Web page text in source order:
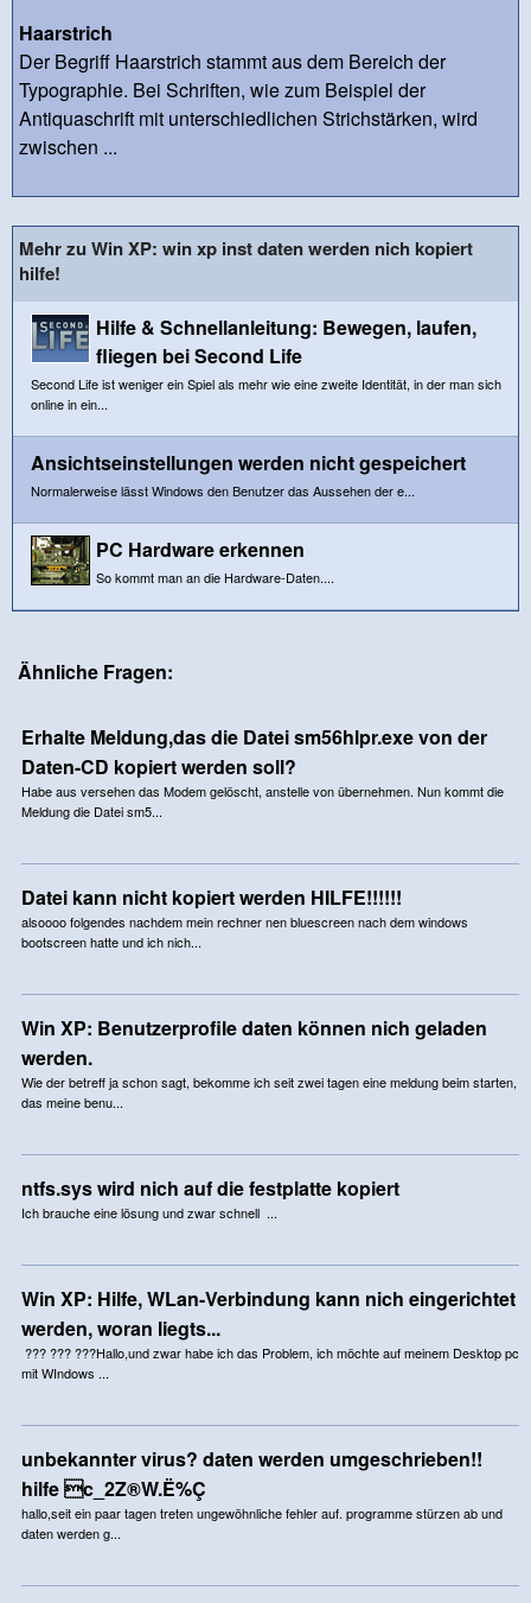
Haarstrich
Der Begriff Haarstrich stammt aus dem Bereich der
Typographie. Bei Schriften, wie zum Beispiel der
Antiquaschrift mit unterschiedlichen Strichstärken, wird
zwischen ...
Mehr zu Win XP: win xp inst daten werden nich kopiert
hilfe!
Hilfe & Schnellanleitung: Bewegen, laufen,
fliegen bei Second Life
Second Life ist weniger ein Spiel als mehr wie eine zweite Identität, in der man sich
online in ein...
Ansichtseinstellungen werden nicht gespeichert
Normalerweise lässt Windows den Benutzer das Aussehen der e...
PC Hardware erkennen
So kommt man an die Hardware-Daten....
Ähnliche Fragen:
Erhalte Meldung,das die Datei sm56hlpr.exe von der
Daten-CD kopiert werden soll?
Habe aus versehen das Modem gelöscht, anstelle von übernehmen. Nun kommt die
Meldung die Datei sm5...
Datei kann nicht kopiert werden HILFE!!!!!!
alsoooo folgendes nachdem mein rechner nen bluescreen nach dem windows
bootscreen hatte und ich nich...
Win XP: Benutzerprofile daten können nich geladen
werden.
Wie der betreff ja schon sagt, bekomme ich seit zwei tagen eine meldung beim starten,
das meine benu...
ntfs.sys wird nich auf die festplatte kopiert
Ich brauche eine lösung und zwar schnell ...
Win XP: Hilfe, WLan-Verbindung kann nich eingerichtet
werden, woran liegts...
??? ??? ???Hallo,und zwar habe ich das Problem, ich möchte auf meinem Desktop pc
mit WIndows ...
unbekannter virus? daten werden umgeschrieben!!
hilfe c_2Z®W.Ë%Ç
hallo,seit ein paar tagen treten ungewöhnliche fehler auf. programme stürzen ab und
daten werden g...